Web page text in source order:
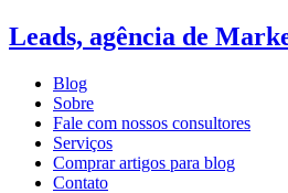
Leads, agência de
Blog
Sobre
Fale com nossos consultores
Serviços
Comprar artigos para blog
Contato